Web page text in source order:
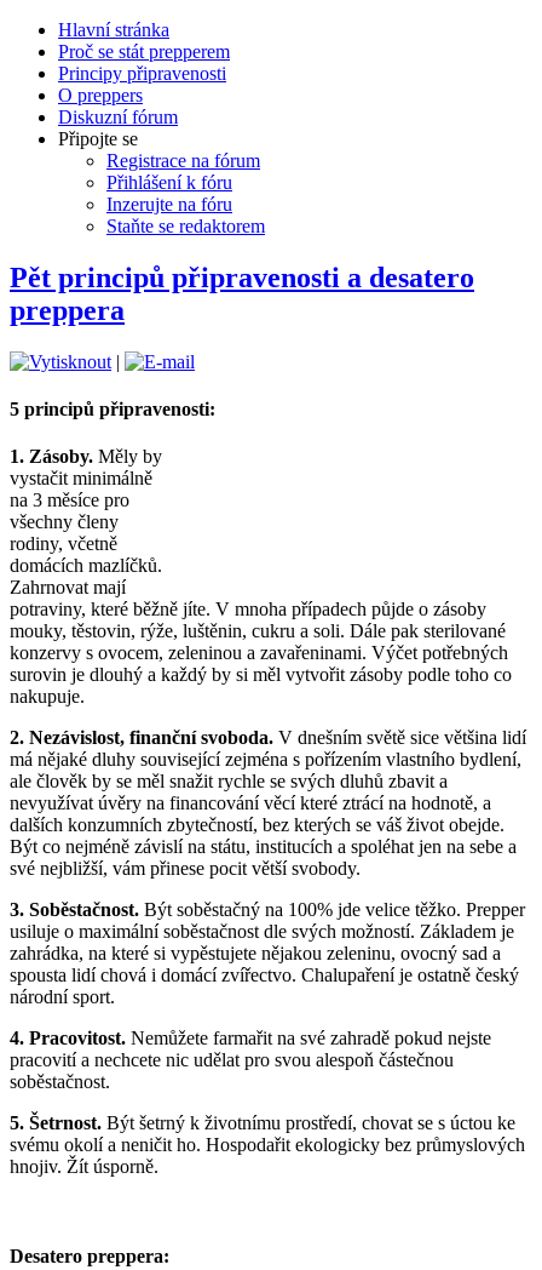
Hlavní stránka
Proč se stát prepperem
Principy připravenosti
O preppers
Diskuzní fórum
Připojte se
Registrace na fórum
Přihlášení k fóru
Inzerujte na fóru
Staňte se redaktorem
Pět principů připravenosti a desatero
preppera
|
5 principů připravenosti:
1. Zásoby. Měly by
vystačit minimálně
na 3 měsíce pro
všechny členy
rodiny, včetně
domácích mazlíčků.
Zahrnovat mají
potraviny, které běžně jíte. V mnoha případech půjde o zásoby
mouky, těstovin, rýže, luštěnin, cukru a soli. Dále pak sterilované
konzervy s ovocem, zeleninou a zavařeninami. Výčet potřebných
surovin je dlouhý a každý by si měl vytvořit zásoby podle toho co
nakupuje.
2. Nezávislost, finanční svoboda. V dnešním světě sice většina lidí
má nějaké dluhy související zejména s pořízením vlastního bydlení,
ale člověk by se měl snažit rychle se svých dluhů zbavit a
nevyužívat úvěry na financování věcí které ztrácí na hodnotě, a
dalších konzumních zbytečností, bez kterých se váš život obejde.
Být co nejméně závislí na státu, institucích a spoléhat jen na sebe a
své nejbližší, vám přinese pocit větší svobody.
3. Soběstačnost. Být soběstačný na 100% jde velice těžko. Prepper
usiluje o maximální soběstačnost dle svých možností. Základem je
zahrádka, na které si vypěstujete nějakou zeleninu, ovocný sad a
spousta lidí chová i domácí zvířectvo. Chalupaření je ostatně český
národní sport.
4. Pracovitost. Nemůžete farmařit na své zahradě pokud nejste
pracovití a nechcete nic udělat pro svou alespoň částečnou
soběstačnost.
5. Šetrnost. Být šetrný k životnímu prostředí, chovat se s úctou ke
svému okolí a neničit ho. Hospodařit ekologicky bez průmyslových
hnojiv. Žít úsporně.
Desatero preppera: